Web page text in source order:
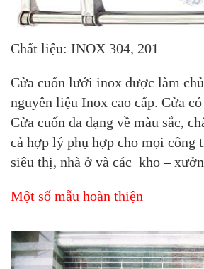
Chất liệu: INOX 304, 201
Cửa cuốn lưới inox được làm
nguyên liệu Inox cao cấp. Cửa
Cửa cuốn đa dạng về màu sắc,
cả hợp lý phụ hợp cho mọi công
siêu thị, nhà ở và các kho –
Một số mẫu hoàn thiện